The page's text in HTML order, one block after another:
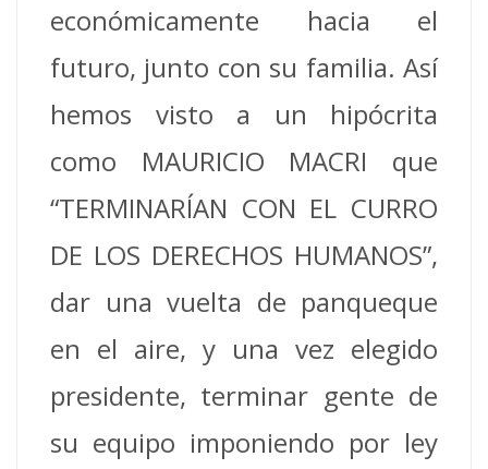
económicamente hacia el
futuro, junto con su familia. Así
hemos visto a un hipócrita
como MAURICIO MACRI que
“TERMINARÍAN CON EL CURRO
DE LOS DERECHOS HUMANOS”,
dar una vuelta de panqueque
en el aire, y una vez elegido
presidente, terminar gente de
su equipo imponiendo por ley